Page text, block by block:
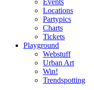
Locations
Partypics
Charts
Tickets
Playground
Webstuff
Urban Art
Win!
Trendspotting